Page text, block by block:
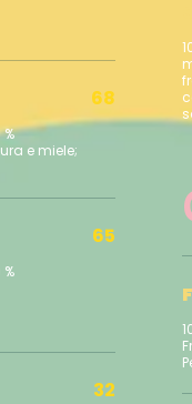
%
e miele;
68
65
32